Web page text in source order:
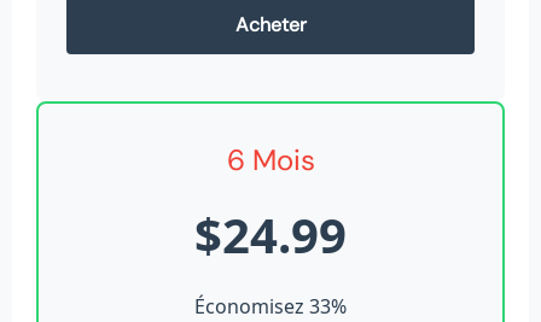
Acheter
6 Mois
$24.99
Économisez 33%